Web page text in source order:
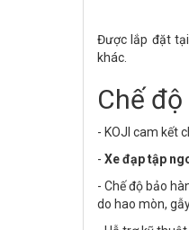
Được lắp đặt
khác.
Chế
- KOJI cam kết
- Xe đạp tập
- Chế độ bảo
do hao mòn,